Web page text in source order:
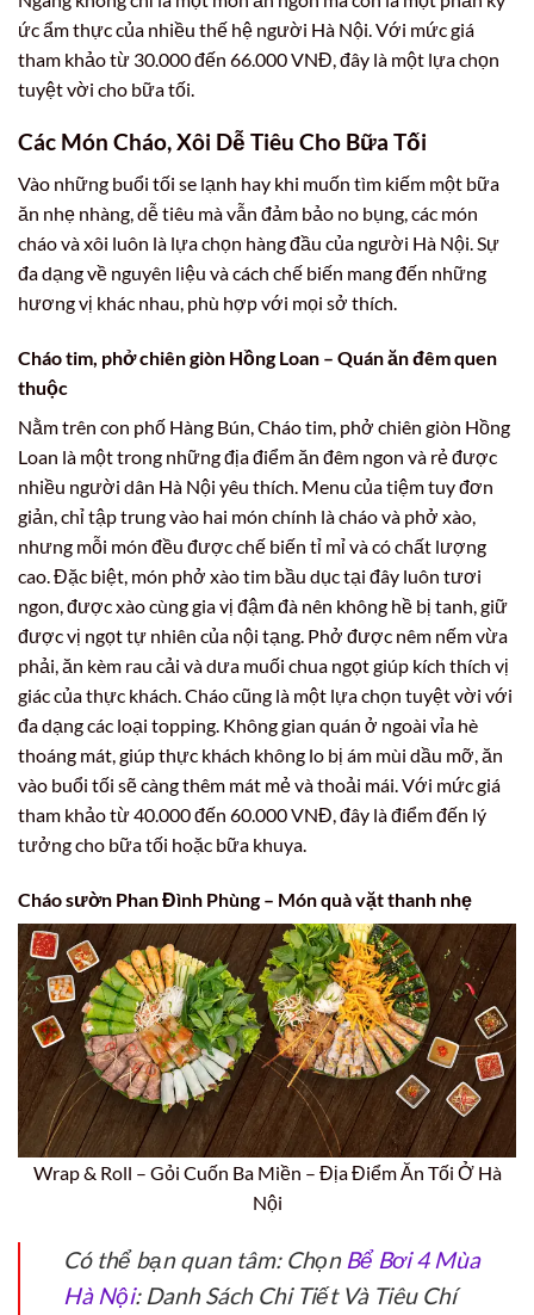
ức ẩm thực của nhiều thế hệ người Hà Nội. Với mức giá
tham khảo từ 30.000 đến 66.000 VNĐ, đây là một lựa chọn
tuyệt vời cho bữa tối.
Các Món Cháo, Xôi Dễ Tiêu Cho Bữa Tối
Vào những buổi tối se lạnh hay khi muốn tìm kiếm một bữa
ăn nhẹ nhàng, dễ tiêu mà vẫn đảm bảo no bụng, các món
cháo và xôi luôn là lựa chọn hàng đầu của người Hà Nội. Sự
đa dạng về nguyên liệu và cách chế biến mang đến những
hương vị khác nhau, phù hợp với mọi sở thích.
Cháo tim, phở chiên giòn Hồng Loan – Quán ăn đêm quen
thuộc
Nằm trên con phố Hàng Bún, Cháo tim, phở chiên giòn Hồng
Loan là một trong những địa điểm ăn đêm ngon và rẻ được
nhiều người dân Hà Nội yêu thích. Menu của tiệm tuy đơn
giản, chỉ tập trung vào hai món chính là cháo và phở xào,
nhưng mỗi món đều được chế biến tỉ mỉ và có chất lượng
cao. Đặc biệt, món phở xào tim bầu dục tại đây luôn tươi
ngon, được xào cùng gia vị đậm đà nên không hề bị tanh, giữ
được vị ngọt tự nhiên của nội tạng. Phở được nêm nếm vừa
phải, ăn kèm rau cải và dưa muối chua ngọt giúp kích thích vị
giác của thực khách. Cháo cũng là một lựa chọn tuyệt vời với
đa dạng các loại topping. Không gian quán ở ngoài vỉa hè
thoáng mát, giúp thực khách không lo bị ám mùi dầu mỡ, ăn
vào buổi tối sẽ càng thêm mát mẻ và thoải mái. Với mức giá
tham khảo từ 40.000 đến 60.000 VNĐ, đây là điểm đến lý
tưởng cho bữa tối hoặc bữa khuya.
Cháo sườn Phan Đình Phùng – Món quà vặt thanh nhẹ
Wrap & Roll – Gỏi Cuốn Ba Miền – Địa Điểm Ăn Tối Ở Hà
Nội
Có thể bạn quan tâm: Chọn Bể Bơi 4 Mùa
Hà Nội: Danh Sách Chi Tiết Và Tiêu Chí